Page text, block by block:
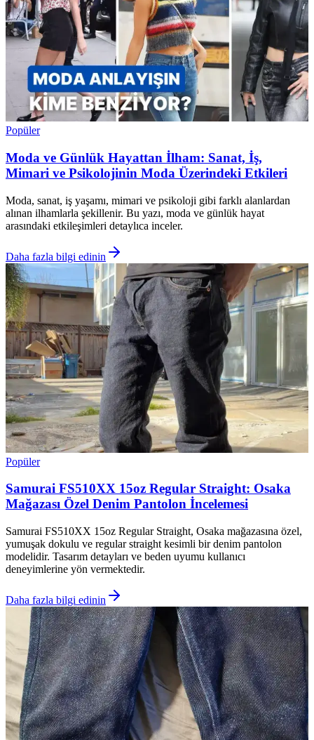
Popüler
Moda ve Günlük Hayattan İlham: Sanat, İş,
Mimari ve Psikolojinin Moda Üzerindeki Etkileri
Moda, sanat, iş yaşamı, mimari ve psikoloji gibi farklı alanlardan
alınan ilhamlarla şekillenir. Bu yazı, moda ve günlük hayat
arasındaki etkileşimleri detaylıca inceler.
Daha fazla bilgi edinin
Popüler
Samurai FS510XX 15oz Regular Straight: Osaka
Mağazası Özel Denim Pantolon İncelemesi
Samurai FS510XX 15oz Regular Straight, Osaka mağazasına özel,
yumuşak dokulu ve regular straight kesimli bir denim pantolon
modelidir. Tasarım detayları ve beden uyumu kullanıcı
deneyimlerine yön vermektedir.
Daha fazla bilgi edinin